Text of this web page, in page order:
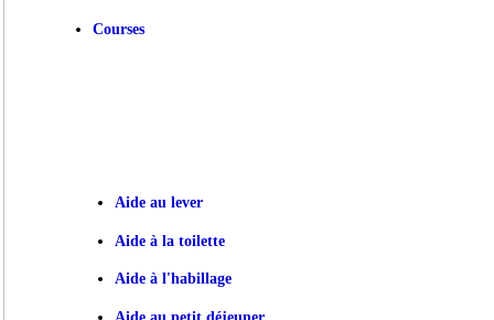
Courses
Aide au lever
Aide à la toilette
Aide à l'habillage